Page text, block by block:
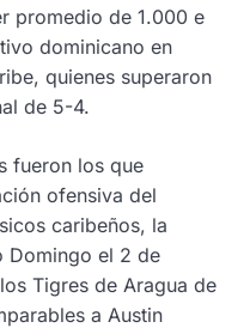
promedio de 1.000 e
dominicano en
quienes superaron
de 5-4.
fueron los que
ofensiva del
caribeños, la
Domingo el 2 de
Tigres de Aragua de
a Austin